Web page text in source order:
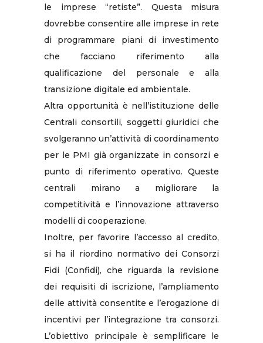
le imprese “retiste”. Questa misura
dovrebbe consentire alle imprese in rete
di programmare piani di investimento
che facciano riferimento alla
qualificazione del personale e alla
transizione digitale ed ambientale.
Altra opportunità è nell’istituzione delle
Centrali consortili, soggetti giuridici che
svolgeranno un’attività di coordinamento
per le PMI già organizzate in consorzi e
punto di riferimento operativo. Queste
centrali mirano a migliorare la
competitività e l’innovazione attraverso
modelli di cooperazione.
Inoltre, per favorire l’accesso al credito,
si ha il riordino normativo dei Consorzi
Fidi (Confidi), che riguarda la revisione
dei requisiti di iscrizione, l’ampliamento
delle attività consentite e l’erogazione di
incentivi per l’integrazione tra consorzi.
L’obiettivo principale è semplificare le